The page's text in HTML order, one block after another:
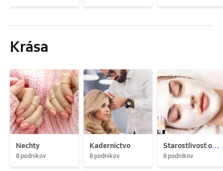
Krása
Nechty
8 podnikov
Kaderníctvo
8 podnikov
Starostlivosť o pleť
8 podnikov